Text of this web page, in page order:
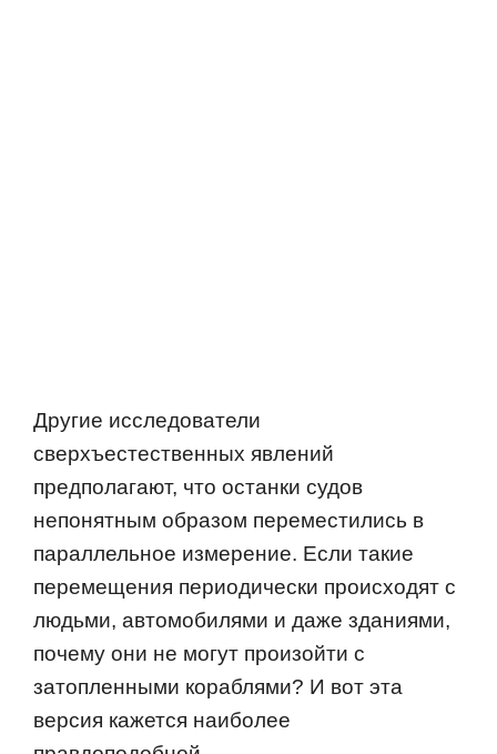
Другие исследователи
сверхъестественных явлений
предполагают, что останки судов
непонятным образом переместились в
параллельное измерение. Если такие
перемещения периодически происходят с
людьми, автомобилями и даже зданиями,
почему они не могут произойти с
затопленными кораблями? И вот эта
версия кажется наиболее